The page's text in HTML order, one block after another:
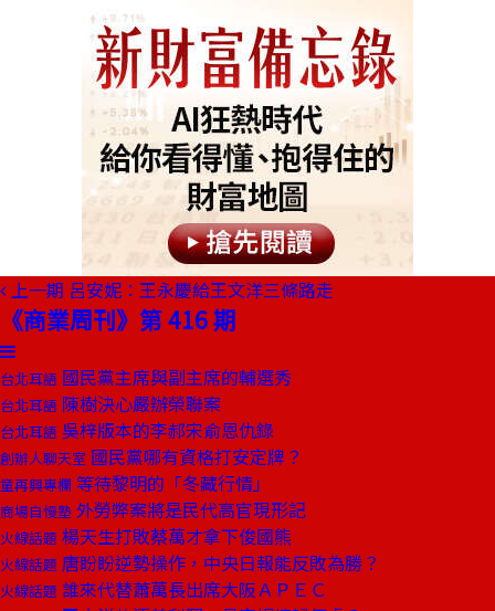
上一期 呂安妮：王永慶給王文洋三條路走
《商業周刊》第 416 期
台北耳語 國民黨主席與副主席的輔選秀
台北耳語 陳樹決心嚴辦榮聯案
台北耳語 吳梓版本的李郝宋俞恩仇錄
創辦人聊天室 國民黨哪有資格打安定牌？
童再興專欄 等待黎明的「冬藏行情」
商場自慢塾 外勞弊案將是民代高官現形記
火線話題 楊天生打敗蔡萬才拿下俊國熊
火線話題 唐盼盼逆勢操作，中央日報能反敗為勝？
火線話題 誰來代替蕭萬長出席大阪ＡＰＥＣ